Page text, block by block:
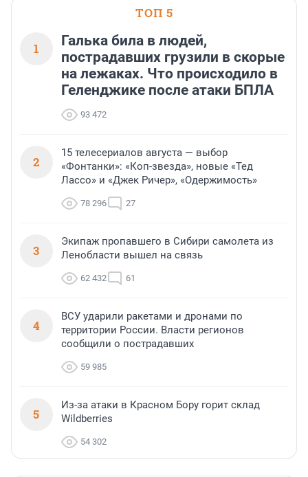
ТОП 5
1
Галька била в людей,
пострадавших грузили в скорые
на лежаках. Что происходило в
Геленджике после атаки БПЛА
93 472
2
15 телесериалов августа — выбор
«Фонтанки»: «Коп-звезда», новые «Тед
Лассо» и «Джек Ричер», «Одержимость»
78 296 27
3
Экипаж пропавшего в Сибири самолета из
Ленобласти вышел на связь
62 432 61
4
ВСУ ударили ракетами и дронами по
территории России. Власти регионов
сообщили о пострадавших
59 985
5
Из-за атаки в Красном Бору горит склад
Wildberries
54 302